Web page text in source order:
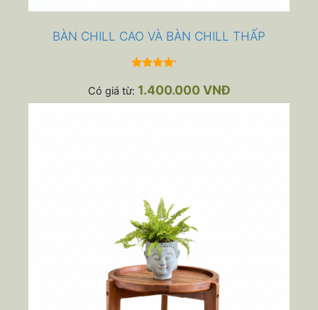
BÀN CHILL CAO VÀ BÀN CHILL THẤP
ngoài 5
Có giá từ: 1.400.000 VNĐ